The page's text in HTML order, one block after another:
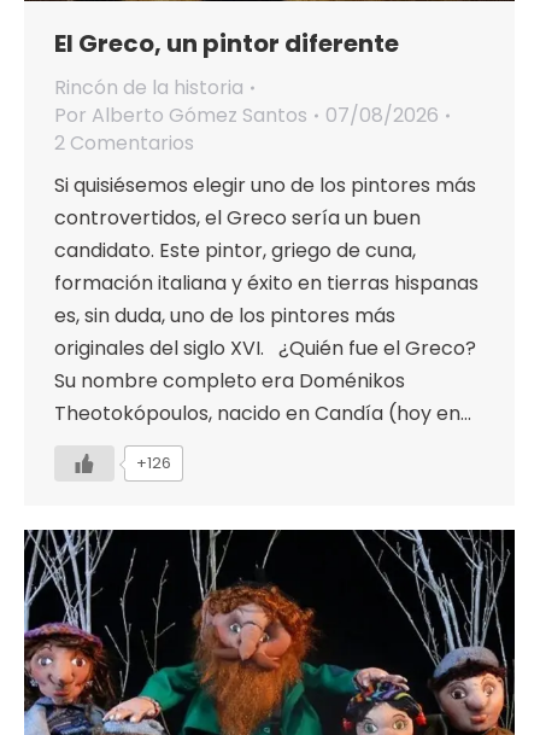
El Greco, un pintor diferente
Rincón de la historia
Por Alberto Gómez Santos
07/08/2026
2 Comentarios
Si quisiésemos elegir uno de los pintores más
controvertidos, el Greco sería un buen
candidato. Este pintor, griego de cuna,
formación italiana y éxito en tierras hispanas
es, sin duda, uno de los pintores más
originales del siglo XVI. ¿Quién fue el Greco?
Su nombre completo era Doménikos
Theotokópoulos, nacido en Candía (hoy en…
+126